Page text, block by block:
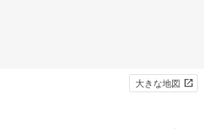
大きな地図